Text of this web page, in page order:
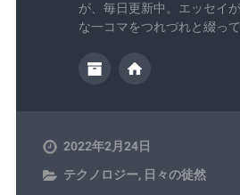
が、毎日更新中。エッセイ
な一コマをつれづれと綴って
2022年2月24日
テクノロジー, 日々の徒然